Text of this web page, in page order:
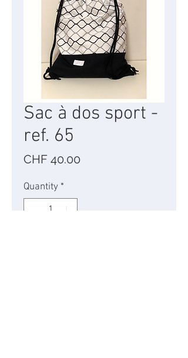
Sac à dos sport -
ref. 65
CHF 40.00
Quantity *